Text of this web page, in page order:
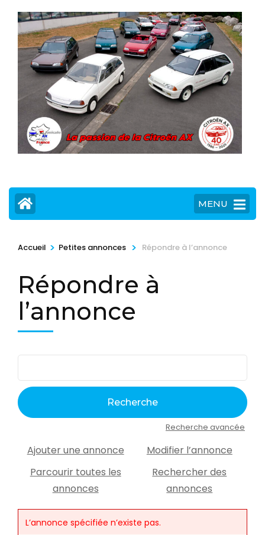
MENU
Accueil > Petites annonces > Répondre à l’annonce
Répondre à
l’annonce
Recherche avancée
Ajouter une annonce
Modifier l’annonce
Parcourir toutes les
annonces
Rechercher des
annonces
L’annonce spécifiée n’existe pas.